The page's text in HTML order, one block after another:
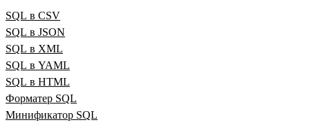
SQL в CSV
SQL в JSON
SQL в XML
SQL в YAML
SQL в HTML
Форматер SQL
Минификатор SQL